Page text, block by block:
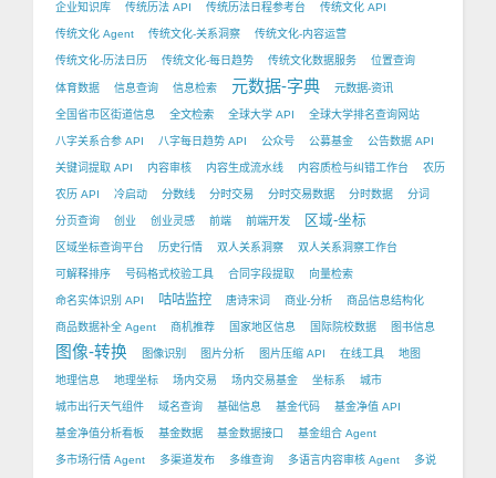
企业知识库 传统历法 API 传统历法日程参考台 传统文化 API
传统文化 Agent 传统文化-关系洞察 传统文化-内容运营
传统文化-历法日历 传统文化-每日趋势 传统文化数据服务 位置查询
体育数据 信息查询 信息检索 元数据-字典 元数据-资讯
全国省市区街道信息 全文检索 全球大学 API 全球大学排名查询网站
八字关系合参 API 八字每日趋势 API 公众号 公募基金 公告数据 API
关键词提取 API 内容审核 内容生成流水线 内容质检与纠错工作台 农历
农历 API 冷启动 分数线 分时交易 分时交易数据 分时数据 分词
分页查询 创业 创业灵感 前端 前端开发 区域-坐标
区域坐标查询平台 历史行情 双人关系洞察 双人关系洞察工作台
可解释排序 号码格式校验工具 合同字段提取 向量检索
命名实体识别 API 咕咕监控 唐诗宋词 商业-分析 商品信息结构化
商品数据补全 Agent 商机推荐 国家地区信息 国际院校数据 图书信息
图像-转换 图像识别 图片分析 图片压缩 API 在线工具 地图
地理信息 地理坐标 场内交易 场内交易基金 坐标系 城市
城市出行天气组件 域名查询 基础信息 基金代码 基金净值 API
基金净值分析看板 基金数据 基金数据接口 基金组合 Agent
多市场行情 Agent 多渠道发布 多维查询 多语言内容审核 Agent 多说